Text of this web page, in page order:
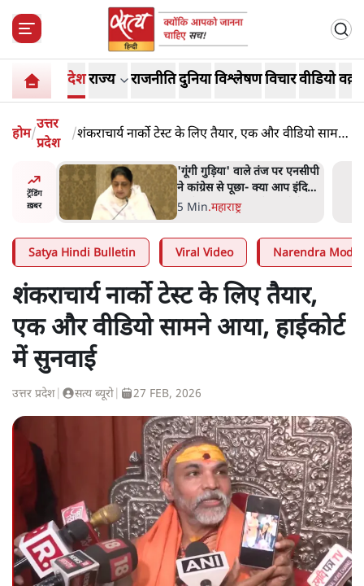
देशराज्य राजनीतिदुनियाविश्लेषणविचारवीडियो
होम/
उत्तर
प्रदेश
/शंकराचार्य नार्को टेस्ट के लिए तैयार, एक और वीडियो सामने
ट्रेंडिंग
ख़बर
से जेन
'गूंगी गुड़िया' वाले तंज पर एनसीपी
ने कांग्रेस से पूछा- क्या आप इंदिरा
गांधी का अपमान सही मानते हैं?
5 Min.महाराष्ट्र
Satya Hindi Bulletin Viral Video Narendra Modi
शंकराचार्य नार्को टेस्ट के लिए तैयार,
एक और वीडियो सामने आया, हाईकोर्ट
में सुनवाई
उत्तर प्रदेश सत्य ब्यूरो 27 FEB, 2026